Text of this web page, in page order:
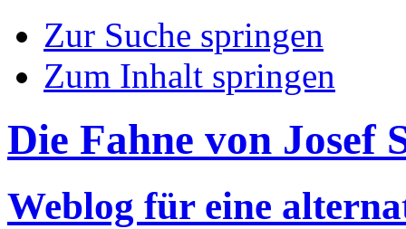
Zur Suche springen
Zum Inhalt springen
Die Fahne von Josef
Weblog für eine